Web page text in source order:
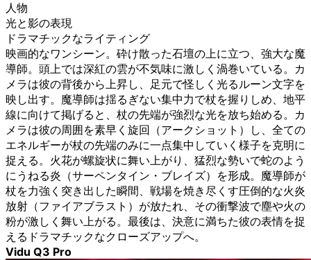
人物
光と影の表現
ドラマチックなライティング
映画的なワンシーン。砕け散った石壇の上に立つ、強大な魔
導師。頭上では深紅の雲が不気味に激しく渦巻いている。カ
メラは彼の背後から上昇し、足元で怪しく光るルーン文字を
映し出す。魔導師は揺るぎない集中力で杖を握りしめ、地平
線に向けて掲げると、杖の先端が強烈な光を放ち始める。カ
メラは彼の周囲を素早く旋回（アークショット）し、全ての
エネルギーが杖の先端のみに一点集中していく様子を克明に
捉える。火花が螺旋状に舞い上がり、猛烈な勢いで蛇のよう
にうねる炎（サーペンタイン・ブレイズ）を形成。魔導師が
杖を力強く突き出した瞬間、戦場を焼き尽くす圧倒的な火炎
放射（ファイアブラスト）が放たれ、その衝撃波で塵や火の
粉が激しく舞い上がる。最後は、決意に満ちた彼の表情を捉
えるドラマチックなクローズアップへ。
Vidu Q3 Pro